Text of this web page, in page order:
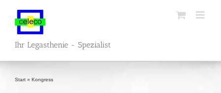
springen
Ihr Legasthenie - Spezialist
Start » Kongress